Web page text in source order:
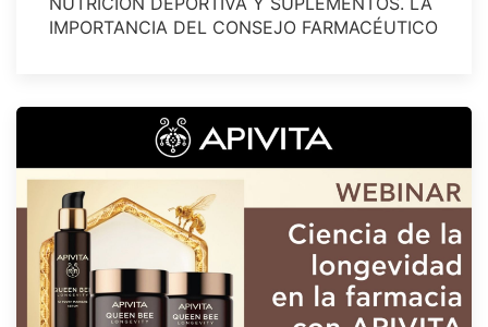
IMPORTANCIA DEL CONSEJO FARMACÉUTICO